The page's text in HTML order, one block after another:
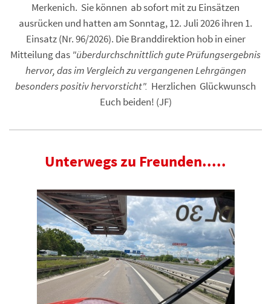
Merkenich. Sie können ab sofort mit zu Einsätzen
ausrücken und hatten am Sonntag, 12. Juli 2026 ihren 1.
Einsatz (Nr. 96/2026). Die Branddirektion hob in einer
Mitteilung das "überdurchschnittlich gute Prüfungsergebnis
hervor, das im Vergleich zu vergangenen Lehrgängen
besonders positiv hervorsticht". Herzlichen Glückwunsch
Euch beiden! (JF)
Unterwegs zu Freunden.....